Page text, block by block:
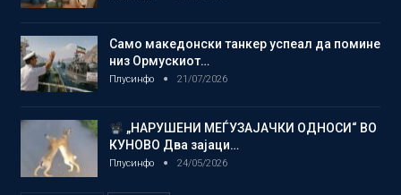
Само македонски танкер успеал да помине
низ Ормускиот…
Плусинфо 21/07/2026
„НАРУШЕНИ МЕЃУЗАЈАЧКИ ОДНОСИ“ ВО
КУНОВО Два зајаци…
Плусинфо 24/05/2026